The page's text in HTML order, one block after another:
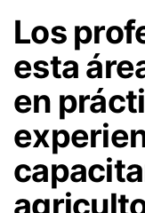
Los
esta
en